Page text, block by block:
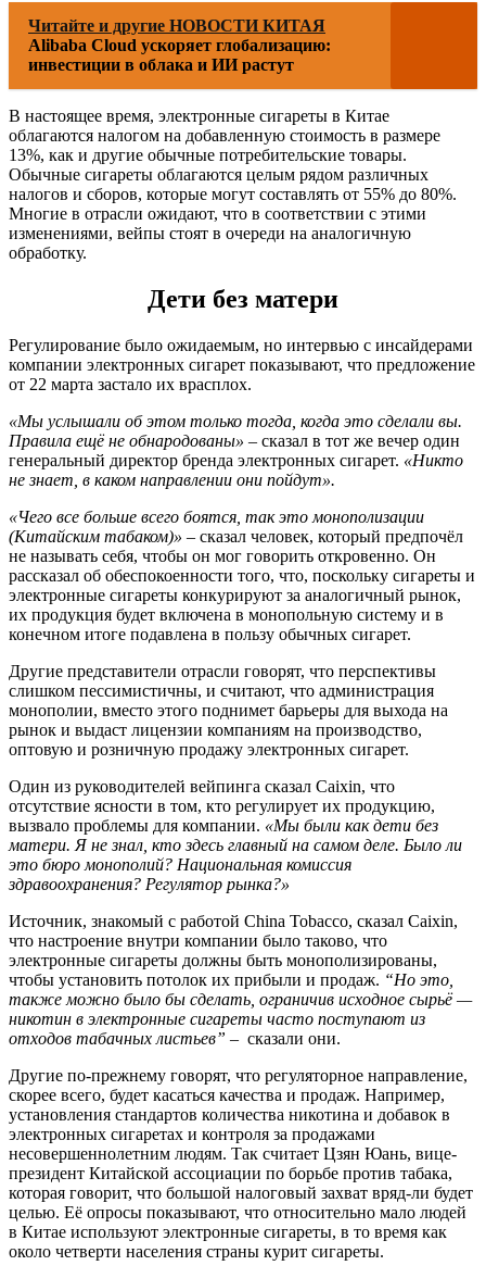
Читайте и другие НОВОСТИ КИТАЯ
Alibaba Cloud ускоряет глобализацию:
инвестиции в облака и ИИ растут
В настоящее время, электронные сигареты в Китае
облагаются налогом на добавленную стоимость в размере
13%, как и другие обычные потребительские товары.
Обычные сигареты облагаются целым рядом различных
налогов и сборов, которые могут составлять от 55% до 80%.
Многие в отрасли ожидают, что в соответствии с этими
изменениями, вейпы стоят в очереди на аналогичную
обработку.
Дети без матери
Регулирование было ожидаемым, но интервью с инсайдерами
компании электронных сигарет показывают, что предложение
от 22 марта застало их врасплох.
«Мы услышали об этом только тогда, когда это сделали вы.
Правила ещё не обнародованы» – сказал в тот же вечер один
генеральный директор бренда электронных сигарет. «Никто
не знает, в каком направлении они пойдут».
«Чего все больше всего боятся, так это монополизации
(Китайским табаком)» – сказал человек, который предпочёл
не называть себя, чтобы он мог говорить откровенно. Он
рассказал об обеспокоенности того, что, поскольку сигареты и
электронные сигареты конкурируют за аналогичный рынок,
их продукция будет включена в монопольную систему и в
конечном итоге подавлена в пользу обычных сигарет.
Другие представители отрасли говорят, что перспективы
слишком пессимистичны, и считают, что администрация
монополии, вместо этого поднимет барьеры для выхода на
рынок и выдаст лицензии компаниям на производство,
оптовую и розничную продажу электронных сигарет.
Один из руководителей вейпинга сказал Caixin, что
отсутствие ясности в том, кто регулирует их продукцию,
вызвало проблемы для компании. «Мы были как дети без
матери. Я не знал, кто здесь главный на самом деле. Было ли
это бюро монополий? Национальная комиссия
здравоохранения? Регулятор рынка?»
Источник, знакомый с работой China Tobacco, сказал Caixin,
что настроение внутри компании было таково, что
электронные сигареты должны быть монополизированы,
чтобы установить потолок их прибыли и продаж. “Но это,
также можно было бы сделать, ограничив исходное сырьё —
никотин в электронные сигареты часто поступают из
отходов табачных листьев” – сказали они.
Другие по-прежнему говорят, что регуляторное направление,
скорее всего, будет касаться качества и продаж. Например,
установления стандартов количества никотина и добавок в
электронных сигаретах и контроля за продажами
несовершеннолетним людям. Так считает Цзян Юань, вице-
президент Китайской ассоциации по борьбе против табака,
которая говорит, что большой налоговый захват вряд-ли будет
целью. Её опросы показывают, что относительно мало людей
в Китае используют электронные сигареты, в то время как
около четверти населения страны курит сигареты.